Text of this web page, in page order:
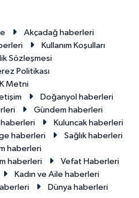
Akçadağ haberleri
Kullanım Koşulları
Sözleşmesi
Politikası
Metni
Doğanyol haberleri
Gündem haberleri
haberleri
Kuluncak haberleri
haberleri
Sağlık haberleri
haberleri
haberleri
Vefat Haberleri
Kadın ve Aile haberleri
Dünya haberleri